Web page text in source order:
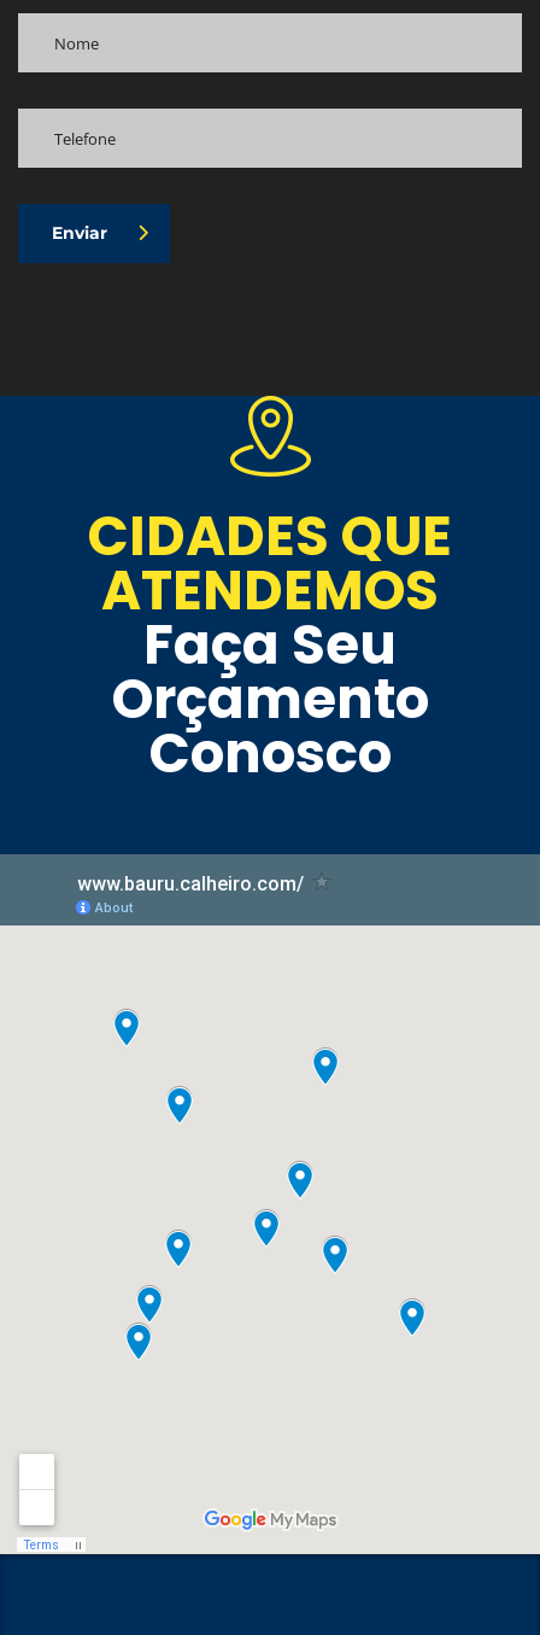
Enviar
CIDADES QUE
ATENDEMOS
Faça Seu
Orçamento
Conosco